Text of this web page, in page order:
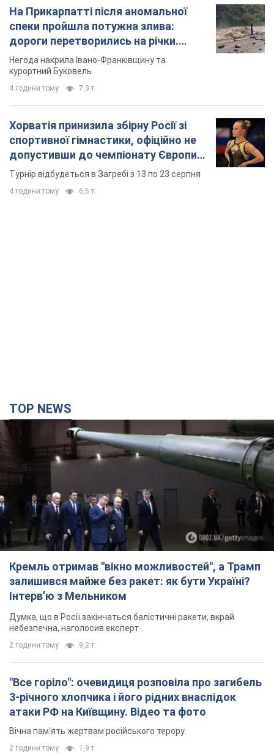
На Прикарпатті після аномальної
спеки пройшла потужна злива:
дороги перетворились на річки.
Відео
Негода накрила Івано-Франківщину та
курортний Буковель
4 години тому 7,3 т.
Хорватія принизила збірну Росії зі
спортивної гімнастики, офіційно не
допустивши до чемпіонату Європи
основних спортсменів
Турнір відбудеться в Загребі з 13 по 23 серпня
4 години тому 6,6 т.
TOP NEWS
Кремль отримав "вікно можливостей", а Трамп
залишився майже без ракет: як бути Україні?
Інтерв’ю з Мельником
Думка, що в Росії закінчаться балістичні ракети, вкрай
небезпечна, наголосив експерт
2 години тому 9,2 т.
"Все горіло": очевидиця розповіла про загибель
3-річного хлопчика і його рідних внаслідок
атаки РФ на Київщину. Відео та фото
Вічна пам'ять жертвам російського терору
2 години тому 1,9 т.